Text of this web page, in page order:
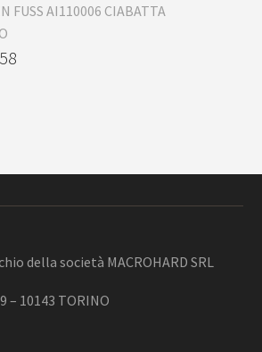
FUSS AI110006 CIABATTA
della società MACROHARD SRL
– 10143 TORINO